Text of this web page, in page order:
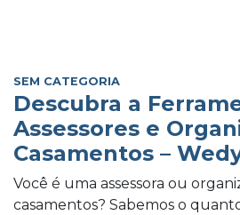
SEM CATEGORIA
Descubra a
Assessores e
Casamentos –
Você é uma assessora ou
casamentos? Sabemos o